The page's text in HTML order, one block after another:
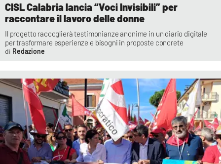
CISL Calabria lancia “Voci Invisibili” per
raccontare il lavoro delle donne
Il progetto raccoglierà testimonianze anonime in un diario digitale
per trasformare esperienze e bisogni in proposte concrete
Redazione